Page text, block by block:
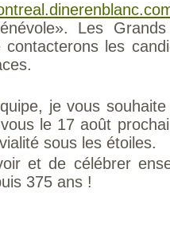
Les
contacterons les
je vous
le 17 août
sous les étoiles.
et de célébrer
375 ans !